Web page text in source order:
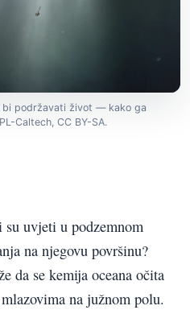
bi podržavati život — kako ga
Caltech, CC BY-SA.
uvjeti u podzemnom
na njegovu površinu?
da se kemija oceana očita
na južnom polu.